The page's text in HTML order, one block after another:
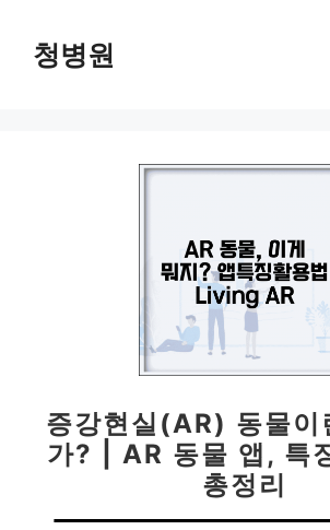
청병원
증강현실(AR) 동물이
가? | AR 동물 앱, 특
총정리